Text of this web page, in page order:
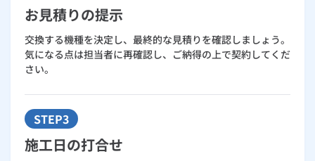
お見積りの提示
交換する機種を決定し、最終的な見積りを確認しましょう。
気になる点は担当者に再確認し、ご納得の上で契約してくだ
さい。
STEP3
施工日の打合せ